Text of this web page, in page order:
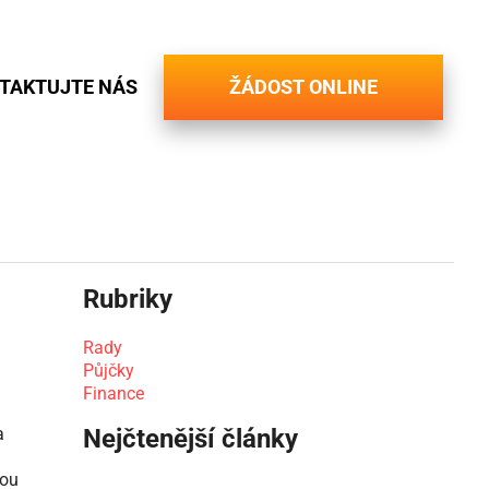
NÁS ŽÁDOST ONLINE
Rubriky
Rady
Půjčky
Finance
Nejčtenější články